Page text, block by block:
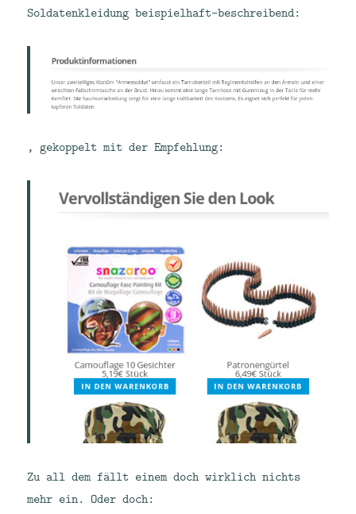
Soldatenkleidung beispielhaft-beschreibend:
, gekoppelt mit der Empfehlung:
Zu all dem fällt einem doch wirklich nichts
mehr ein. Oder doch: